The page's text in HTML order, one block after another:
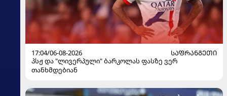
17:04/06-08-2026
ᲡᲐᲤᲠᲐᲜᲒᲔᲗᲘ
პსჟ და "ლივერპული" ბარკოლას ფასზე ვერ
თანხმდებიან